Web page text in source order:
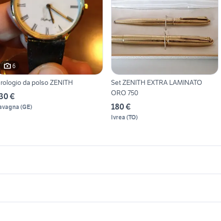
6
da polso ZENITH
€
(GE)
Set ZENITH EXTRA LAMINATO
ORO 750
180 €
Ivrea (TO)